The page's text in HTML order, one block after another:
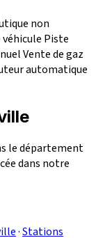
non
Piste
Vente de gaz
automatique
le département
dans notre
·Stations